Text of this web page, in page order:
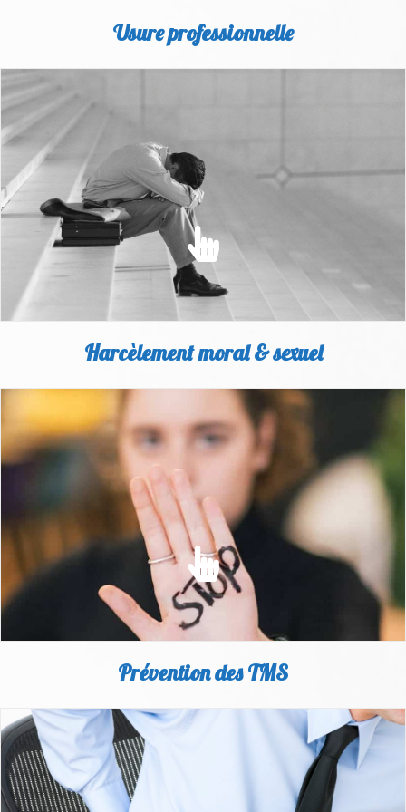
Usure professionnelle
Découvrez tout ce qu'il faut savoir sur nos solutions contre
l'usure
EN SAVOIR PLUS
Harcèlement moral & sexuel
HARCÈLEMENT MORAL & SEXUEL
Au travail, rien ne va plus... Des mots, des regards, des
attitudes qui agressent.
EN SAVOIR PLUS
Prévention des TMS
PRÉVENTION DES TMS
Des pistes d'experts pour agir et prévenir les TMS